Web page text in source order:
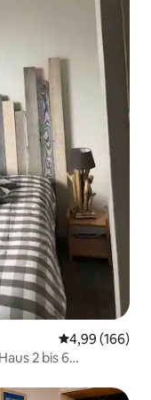
4,99 (166)
2 bis 6